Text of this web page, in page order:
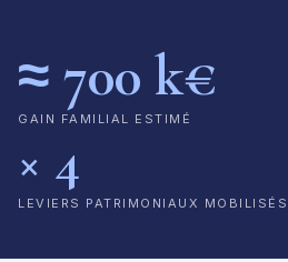
≈ 700 k€
GAIN FAMILIAL ESTIMÉ
× 4
LEVIERS PATRIMONIAUX MOBILISÉS